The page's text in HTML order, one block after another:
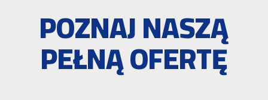
POZNAJ NASZĄ
PEŁNĄ OFERTĘ